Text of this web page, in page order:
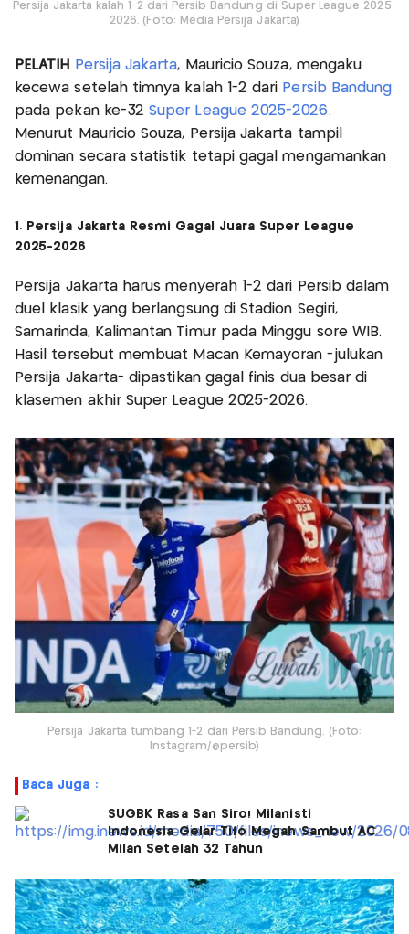
Persija Jakarta kalah 1-2 dari Persib Bandung di Super League 2025-
2026. (Foto: Media Persija Jakarta)
PELATIH Persija Jakarta, Mauricio Souza, mengaku
kecewa setelah timnya kalah 1-2 dari Persib Bandung
pada pekan ke-32Super League 2025-2026.
Menurut Mauricio Souza, Persija Jakarta tampil
dominan secara statistik tetapi gagal mengamankan
kemenangan.
1. Persija Jakarta Resmi Gagal Juara Super League
2025-2026
Persija Jakarta harus menyerah 1-2 dari Persib dalam
duel klasik yang berlangsung di Stadion Segiri,
Samarinda, Kalimantan Timur pada Minggu sore WIB.
Hasil tersebut membuat Macan Kemayoran -julukan
Persija Jakarta- dipastikan gagal finis dua besar di
klasemen akhir Super League 2025-2026.
Persija Jakarta tumbang 1-2 dari Persib Bandung. (Foto:
Instagram/@persib)
Baca Juga :
SUGBK Rasa San Siro! Milanisti
Indonesia Gelar Tifo Megah Sambut AC
Milan Setelah 32 Tahun